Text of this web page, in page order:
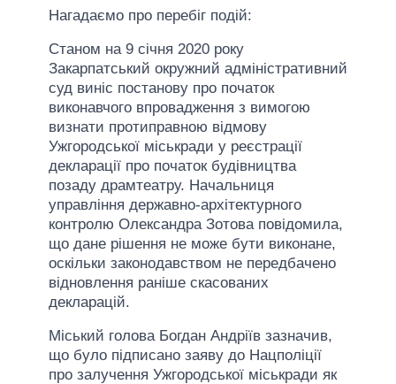
Нагадаємо про перебіг подій:
Станом на 9 січня 2020 року
Закарпатський окружний адміністративний
суд виніс постанову про початок
виконавчого впровадження з вимогою
визнати протиправною відмову
Ужгородської міськради у реєстрації
декларації про початок будівництва
позаду драмтеатру. Начальниця
управління державно-архітектурного
контролю Олександра Зотова повідомила,
що дане рішення не може бути виконане,
оскільки законодавством не передбачено
відновлення раніше скасованих
декларацій.
Міський голова Богдан Андріїв зазначив,
що було підписано заяву до Нацполіції
про залучення Ужгородської міськради як